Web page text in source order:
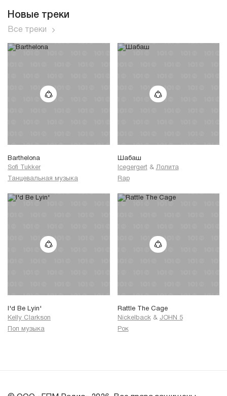
Новые треки
Все треки
Barthelona
Sofi Tukker
Танцевальная музыка
Шабаш
Icegergert & Лолита
Rap
I'd Be Lyin'
Kelly Clarkson
Поп музыка
Rattle The Cage
Nickelback & JOHN 5
Рок